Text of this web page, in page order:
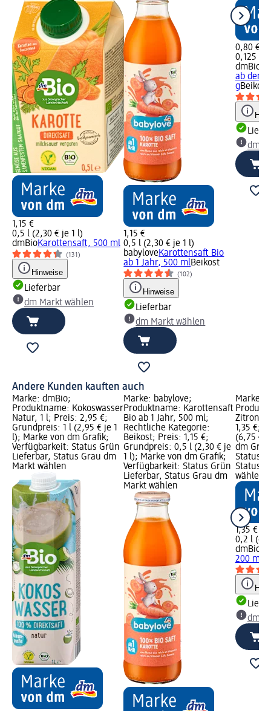
1,15 €
0,5 l (2,30 € je 1 l)
dmBioKarottensaft, 500 ml
(131)
Hinweise
Lieferbar
dm Markt wählen
1,15 €
0,5 l (2,30 € je 1 l)
babyloveKarottensaft Bio
ab 1 Jahr, 500 mlBeikost
(102)
Hinweise
Lieferbar
dm Markt wählen
0,80 €
0,125 kg
dmBio
ab dem
gBeikost
dm
Andere Kunden kauften auch
Marke: dmBio;
Produktname: Kokoswasser
Natur, 1 l; Preis: 2,95 €;
Grundpreis: 1 l (2,95 € je 1
l); Marke von dm Grafik;
Verfügbarkeit: Status Grün
Lieferbar, Status Grau dm
Markt wählen
Marke: babylove;
Produktname: Karottensaft
Bio ab 1 Jahr, 500 ml;
Rechtliche Kategorie:
Beikost; Preis: 1,15 €;
Grundpreis: 0,5 l (2,30 € je
1 l); Marke von dm Grafik;
Verfügbarkeit: Status Grün
Lieferbar, Status Grau dm
Markt wählen
Marke:
Zitrone,
1,35 €;
(6,75 €
dm
Status
Status
wählen
1,35 €
0,2 l
dmBio
200 ml
dm